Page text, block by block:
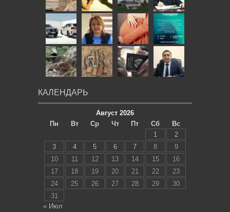
КАЛЕНДАРЬ
Август 2026
Пн
Вт Ср Чт Пт Сб
Вс
1
2
3
4 5 6 7 8
9
10
11 12 13 14 15
16
17
18 19 20 21 22
23
24
25 26 27 28 29
30
31
« Июл